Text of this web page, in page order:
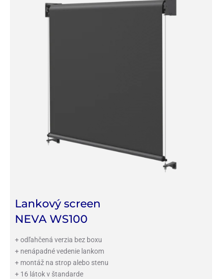
Lankový screen
NEVA WS100
+ odľahčená verzia bez boxu
+ nenápadné vedenie lankom
+ montáž na strop alebo stenu
+ 16 látok v štandarde